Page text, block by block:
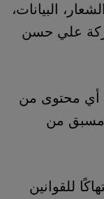
البيانات،
علي حسن
أي محتوى من
مسبق من
للقوانين